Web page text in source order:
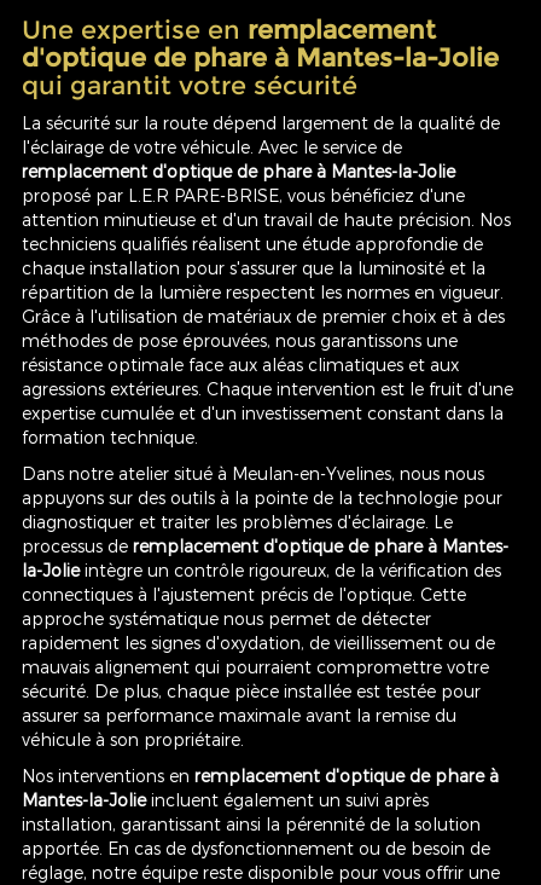
Une expertise en remplacement
d'optique de phare à Mantes-la-Jolie
qui garantit votre sécurité
La sécurité sur la route dépend largement de la qualité de
l'éclairage de votre véhicule. Avec le service de
remplacement d'optique de phare à Mantes-la-Jolie
proposé par L.E.R PARE-BRISE, vous bénéficiez d'une
attention minutieuse et d'un travail de haute précision. Nos
techniciens qualifiés réalisent une étude approfondie de
chaque installation pour s'assurer que la luminosité et la
répartition de la lumière respectent les normes en vigueur.
Grâce à l'utilisation de matériaux de premier choix et à des
méthodes de pose éprouvées, nous garantissons une
résistance optimale face aux aléas climatiques et aux
agressions extérieures. Chaque intervention est le fruit d'une
expertise cumulée et d'un investissement constant dans la
formation technique.
Dans notre atelier situé à Meulan-en-Yvelines, nous nous
appuyons sur des outils à la pointe de la technologie pour
diagnostiquer et traiter les problèmes d'éclairage. Le
processus de remplacement d'optique de phare à Mantes-
la-Jolieintègre un contrôle rigoureux, de la vérification des
connectiques à l'ajustement précis de l'optique. Cette
approche systématique nous permet de détecter
rapidement les signes d'oxydation, de vieillissement ou de
mauvais alignement qui pourraient compromettre votre
sécurité. De plus, chaque pièce installée est testée pour
assurer sa performance maximale avant la remise du
véhicule à son propriétaire.
Nos interventions en remplacement d'optique de phare à
Mantes-la-Jolieincluent également un suivi après
installation, garantissant ainsi la pérennité de la solution
apportée. En cas de dysfonctionnement ou de besoin de
réglage, notre équipe reste disponible pour vous offrir une